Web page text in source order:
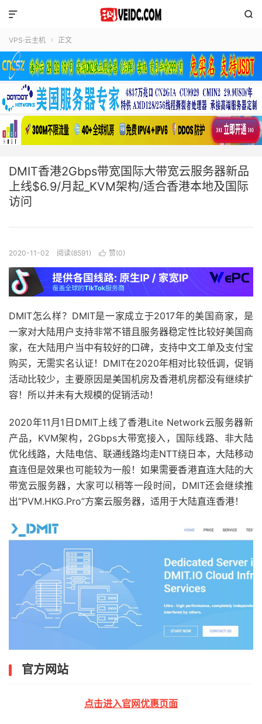


VPS·云主机  正文
DMIT香港2Gbps带宽国际大带宽云服务器新品
上线$6.9/月起_KVM架构/适合香港本地及国际
访问
2020-11-02 阅读(8591)  赞(0)
DMIT怎么样？DMIT是一家成立于2017年的美国商家，是
一家对大陆用户支持非常不错且服务器稳定性比较好美国商
家，在大陆用户当中有较好的口碑，支持中文工单及支付宝
购买，无需实名认证！DMIT在2020年相对比较低调，促销
活动比较少，主要原因是美国机房及香港机房都没有继续扩
容！所以并未有大规模的促销活动！
2020年11月1日DMIT上线了香港Lite Network云服务器新
产品，KVM架构，2Gbps大带宽接入，国际线路、非大陆
优化线路，大陆电信、联通线路均走NTT绕日本，大陆移动
直连但是效果也可能较为一般！如果需要香港直连大陆的大
带宽云服务器，大家可以稍等一段时间，DMIT还会继续推
出“PVM.HKG.Pro”方案云服务器，适用于大陆直连香港！
官方网站
点击进入官网优惠页面